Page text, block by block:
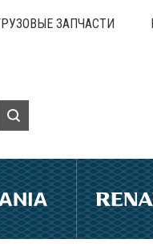
ЗАПЧАСТИ